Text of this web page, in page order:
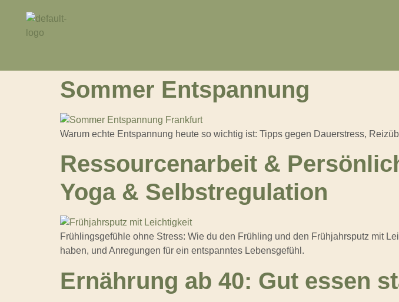
Sommer Entspannung
Warum echte Entspannung heute so wichtig ist: Tipps gegen Dauerstress,
Ressourcenarbeit &
Yoga & Selbstregulation
Frühlingsgefühle ohne Stress: Wie du den Frühling und den Frühjahrsputz mit
haben, und Anregungen für ein entspanntes Lebensgefühl.
Ernährung ab 40: Gut essen